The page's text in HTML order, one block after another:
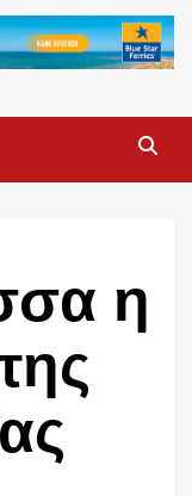
η